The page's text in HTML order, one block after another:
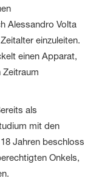
Alessandro Volta
einzuleiten.
einen Apparat,
Zeitraum
als
mit den
Jahren beschloss
Onkels,